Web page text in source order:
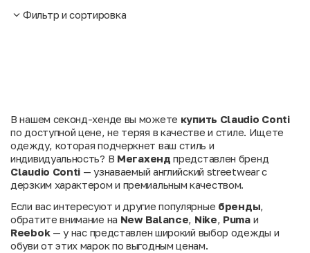
Фильтр и сортировка
В нашем секонд-хенде вы можете купить Claudio Conti
по доступной цене, не теряя в качестве и стиле. Ищете
одежду, которая подчеркнет ваш стиль и
индивидуальность? В Мегахенд представлен бренд
Claudio Conti — узнаваемый английский streetwear с
дерзким характером и премиальным качеством.
Если вас интересуют и другие популярные бренды
обратите внимание на New Balance Nike Pumaи
Reebok— у нас представлен широкий выбор одежды и
обуви от этих марок по выгодным ценам.